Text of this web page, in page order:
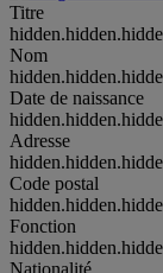
Titre
Nom
Date de naissance
Adresse
Code postal
Fonction
Nationalité